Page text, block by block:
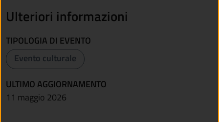
Ulteriori informazioni
TIPOLOGIA DI EVENTO
Evento culturale
ULTIMO AGGIORNAMENTO
11 maggio 2026